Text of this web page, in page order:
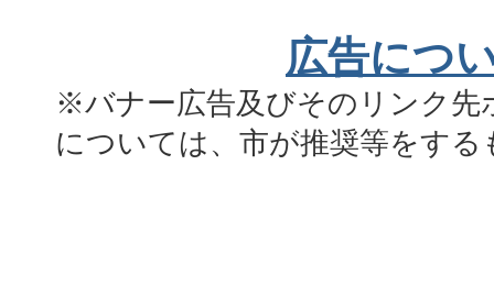
広告につ
※バナー広告及びそのリンク先
については、市が推奨等をす